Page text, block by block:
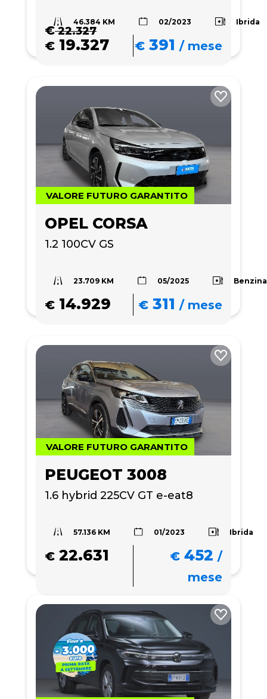
46.384 KM 02/2023 Ibrida
€22.327
€ 19.327 € 391 /mese
VALORE FUTURO GARANTITO
OPEL CORSA
1.2 100CV GS
23.709 KM 05/2025 Benzina
€ 14.929 € 311 /mese
VALORE FUTURO GARANTITO
PEUGEOT 3008
1.6 hybrid 225CV GT e-eat8
57.136 KM 01/2023 Ibrida
€ 22.631 € 452 /
mese